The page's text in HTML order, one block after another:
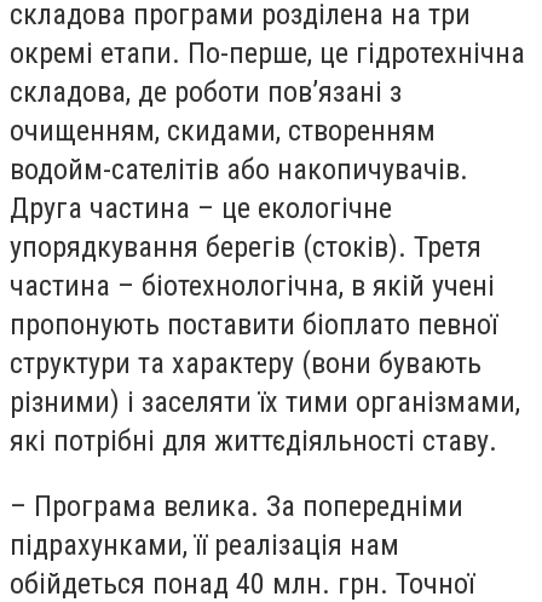
складова програми розділена на три
окремі етапи. По-перше, це гідротехнічна
складова, де роботи пов’язані з
очищенням, скидами, створенням
водойм-сателітів або накопичувачів.
Друга частина – це екологічне
упорядкування берегів (стоків). Третя
частина – біотехнологічна, в якій учені
пропонують поставити біоплато певної
структури та характеру (вони бувають
різними) і заселяти їх тими організмами,
які потрібні для життєдіяльності ставу.
– Програма велика. За попередніми
підрахунками, її реалізація нам
обійдеться понад 40 млн. грн. Точної